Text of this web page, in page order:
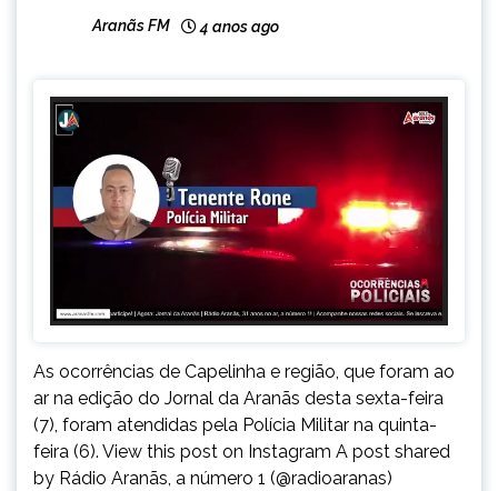
Aranãs FM 4 anos ago
As ocorrências de Capelinha e região, que foram ao
ar na edição do Jornal da Aranãs desta sexta-feira
(7), foram atendidas pela Polícia Militar na quinta-
feira (6). View this post on Instagram A post shared
by Rádio Aranãs, a número 1 (@radioaranas)